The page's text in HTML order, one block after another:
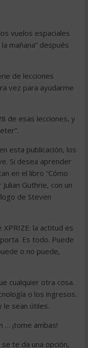
vuelos espaciales
mañana” después
de lecciones
vez para ayudarme
de esas lecciones, y
esta publicación, los
Si desea aprender
en el libro “Cómo
Guthrie, con un
de Steven
la actitud es
Es todo. Puede
o no puede,
cualquier otra cosa.
o los ingresos.
le sean útiles.
… ¡tome ambas!
te da una opción,